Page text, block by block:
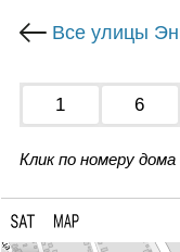
Все улицы
1 6
Клик по номеру